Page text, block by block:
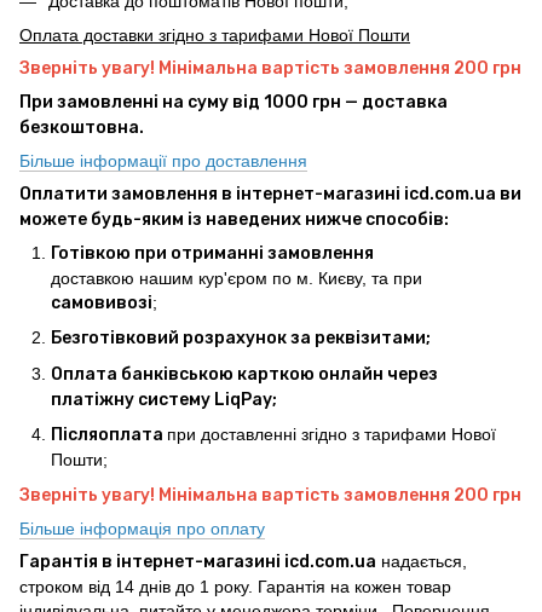
Оплата доставки згідно з тарифами Нової Пошти
Зверніть увагу! Мінімальна вартість замовлення 200 грн
При замовленні на суму від 1000 грн — доставка
безкоштовна.
Більше інформації про доставлення
Оплатити замовлення в інтернет-магазині icd.com.ua ви
можете будь-яким із наведених нижче способів:
Готівкою при отриманні замовлення
доставкою нашим кур'єром по м. Києву, та при
самовивозі;
Безготівковий розрахунок за реквізитами;
Оплата банківською карткою онлайн через
платіжну систему LiqPay;
Післяоплата при доставленні згідно з тарифами Нової
Пошти;
Зверніть увагу! Мінімальна вартість замовлення 200 грн
Більше інформація про оплату
Гарантія в інтернет-магазині icd.com.ua надається,
строком від 14 днів до 1 року. Гарантія на кожен товар